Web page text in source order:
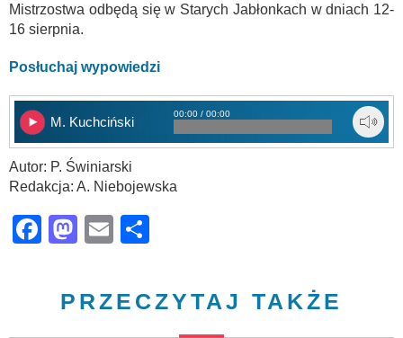
Mistrzostwa odbędą się w Starych Jabłonkach w dniach 12-
16 sierpnia.
Posłuchaj wypowiedzi
M. Kuchciński
00:00 / 00:00
Autor: P. Świniarski
Redakcja: A. Niebojewska
Facebook
Mastodon
Email
PRZECZYTAJ TAKŻE